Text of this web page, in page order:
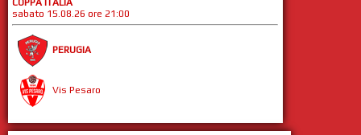
COPPA ITALIA
sabato 15.08.26 ore 21:00
PERUGIA
Vis Pesaro